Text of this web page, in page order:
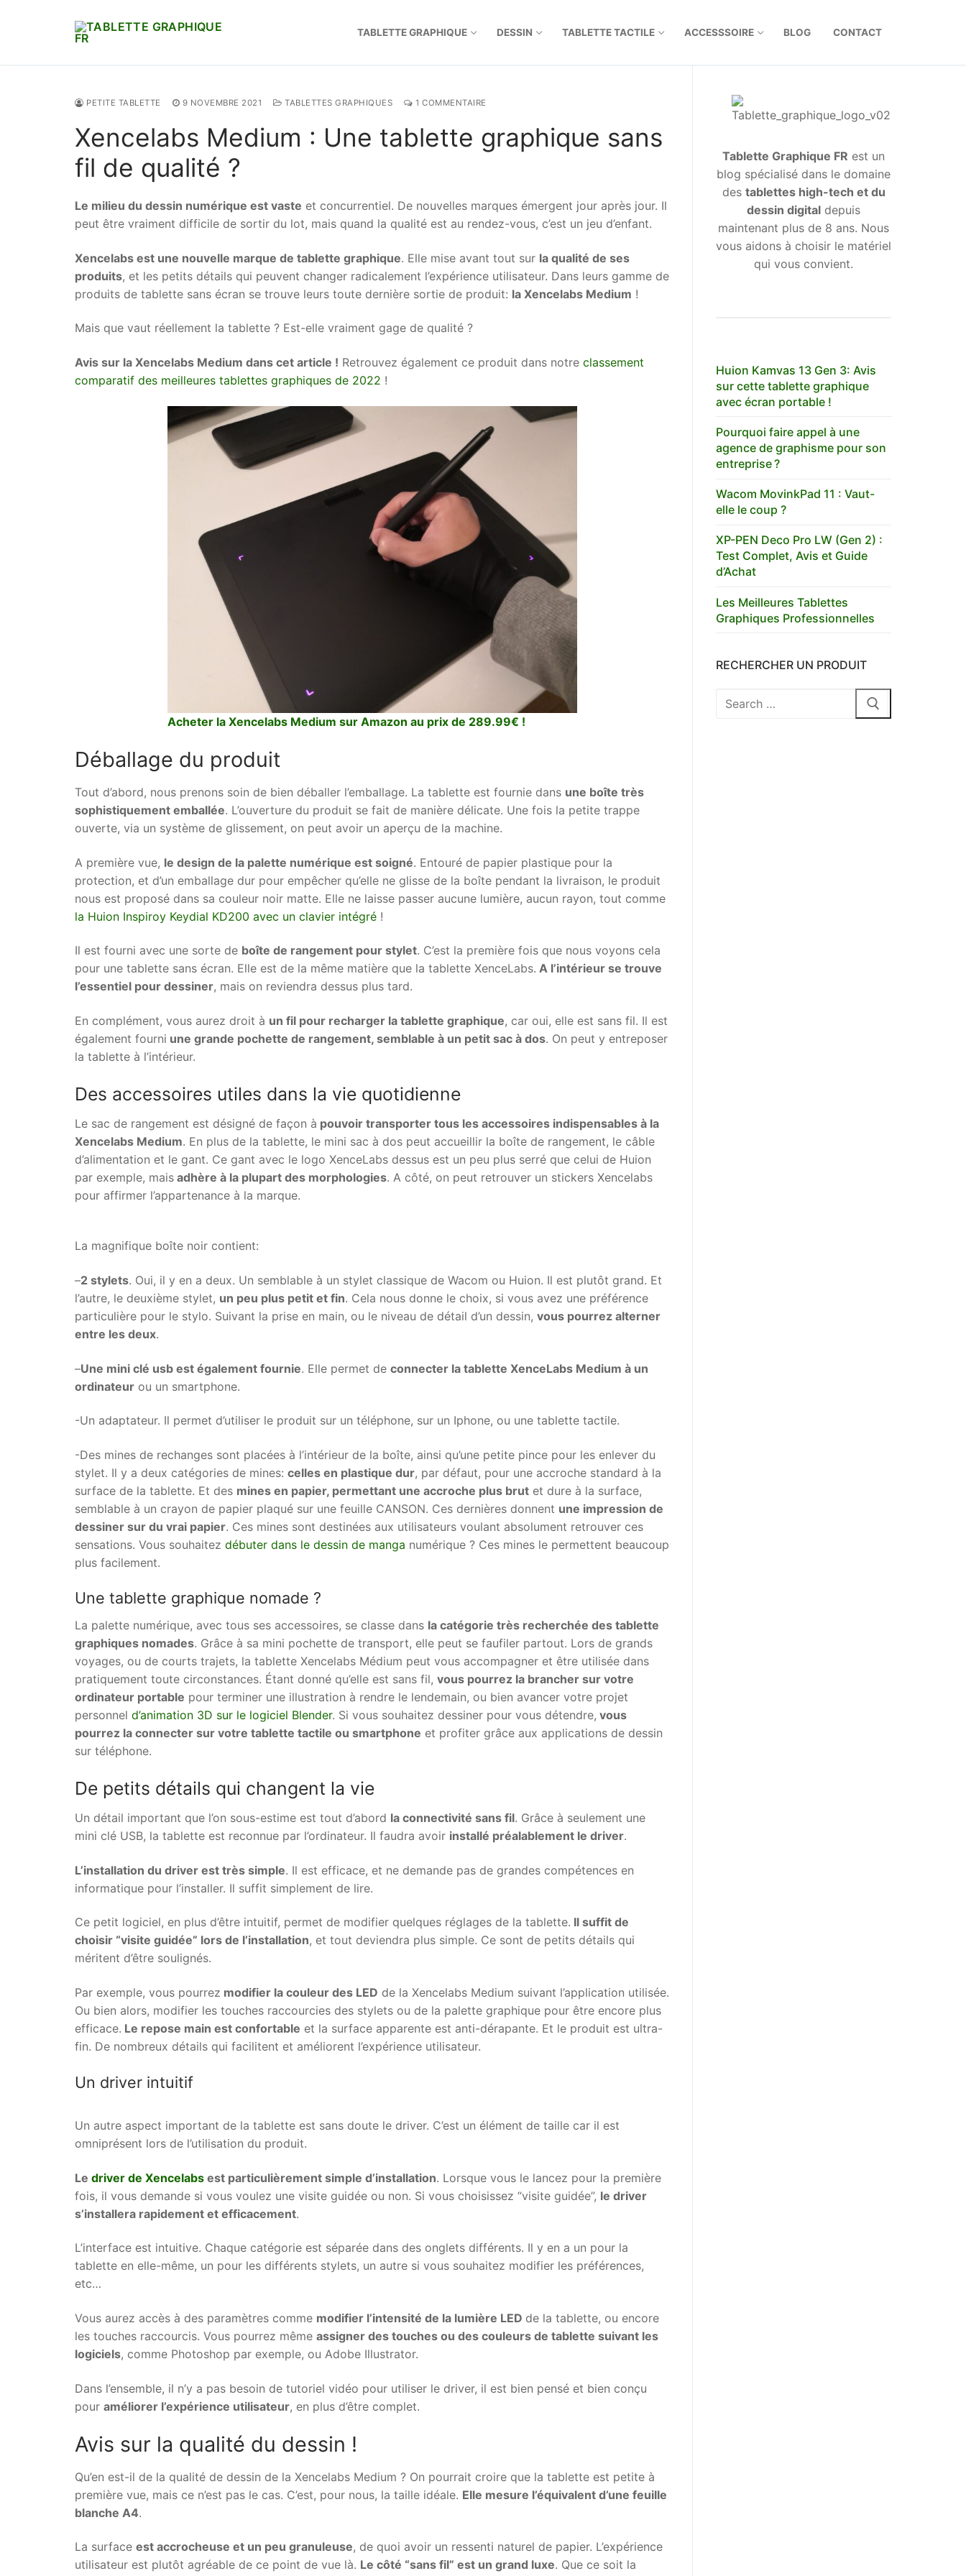
TABLETTE GRAPHIQUE DESSIN TABLETTE TACTILE ACCESSSOIRE BLOG CONTACT
PETITE TABLETTE 9 NOVEMBRE 2021 TABLETTES GRAPHIQUES 1 COMMENTAIRE
Xencelabs Medium : Une tablette graphique sans
fil de qualité ?
Le milieu du dessin numérique est vaste et concurrentiel. De nouvelles marques émergent jour après jour. Il
peut être vraiment difficile de sortir du lot, mais quand la qualité est au rendez-vous, c’est un jeu d’enfant.
Xencelabs est une nouvelle marque de tablette graphique. Elle mise avant tout sur la qualité de ses
produits, et les petits détails qui peuvent changer radicalement l’expérience utilisateur. Dans leurs gamme de
produits de tablette sans écran se trouve leurs toute dernière sortie de produit: la Xencelabs Medium !
Mais que vaut réellement la tablette ? Est-elle vraiment gage de qualité ?
Avis sur la Xencelabs Medium dans cet article ! Retrouvez également ce produit dans notre classement
comparatif des meilleures tablettes graphiques de 2022 !
Acheter la Xencelabs Medium sur Amazon au prix de 289.99€ !
Déballage du produit
Tout d’abord, nous prenons soin de bien déballer l’emballage. La tablette est fournie dans une boîte très
sophistiquement emballée. L’ouverture du produit se fait de manière délicate. Une fois la petite trappe
ouverte, via un système de glissement, on peut avoir un aperçu de la machine.
A première vue, le design de la palette numérique est soigné. Entouré de papier plastique pour la
protection, et d’un emballage dur pour empêcher qu’elle ne glisse de la boîte pendant la livraison, le produit
nous est proposé dans sa couleur noir matte. Elle ne laisse passer aucune lumière, aucun rayon, tout comme
la Huion Inspiroy Keydial KD200 avec un clavier intégré !
Il est fourni avec une sorte de boîte de rangement pour stylet. C’est la première fois que nous voyons cela
pour une tablette sans écran. Elle est de la même matière que la tablette XenceLabs. A l’intérieur se trouve
l’essentiel pour dessiner, mais on reviendra dessus plus tard.
En complément, vous aurez droit à un fil pour recharger la tablette graphique, car oui, elle est sans fil. Il est
également fourni une grande pochette de rangement, semblable à un petit sac à dos. On peut y entreposer
la tablette à l’intérieur.
Des accessoires utiles dans la vie quotidienne
Le sac de rangement est désigné de façon à pouvoir transporter tous les accessoires indispensables à la
Xencelabs Medium. En plus de la tablette, le mini sac à dos peut accueillir la boîte de rangement, le câble
d’alimentation et le gant. Ce gant avec le logo XenceLabs dessus est un peu plus serré que celui de Huion
par exemple, mais adhère à la plupart des morphologies. A côté, on peut retrouver un stickers Xencelabs
pour affirmer l’appartenance à la marque.
La magnifique boîte noir contient:
–2 stylets. Oui, il y en a deux. Un semblable à un stylet classique de Wacom ou Huion. Il est plutôt grand. Et
l’autre, le deuxième stylet, un peu plus petit et fin. Cela nous donne le choix, si vous avez une préférence
particulière pour le stylo. Suivant la prise en main, ou le niveau de détail d’un dessin, vous pourrez alterner
entre les deux.
–Une mini clé usb est également fournie. Elle permet de connecter la tablette XenceLabs Medium à un
ordinateur ou un smartphone.
-Un adaptateur. Il permet d’utiliser le produit sur un téléphone, sur un Iphone, ou une tablette tactile.
-Des mines de rechanges sont placées à l’intérieur de la boîte, ainsi qu’une petite pince pour les enlever du
stylet. Il y a deux catégories de mines: celles en plastique dur, par défaut, pour une accroche standard à la
surface de la tablette. Et des mines en papier, permettant une accroche plus brut et dure à la surface,
semblable à un crayon de papier plaqué sur une feuille CANSON. Ces dernières donnent une impression de
dessiner sur du vrai papier. Ces mines sont destinées aux utilisateurs voulant absolument retrouver ces
sensations. Vous souhaitez débuter dans le dessin de manga numérique ? Ces mines le permettent beaucoup
plus facilement.
Une tablette graphique nomade ?
La palette numérique, avec tous ses accessoires, se classe dans la catégorie très recherchée des tablette
graphiques nomades. Grâce à sa mini pochette de transport, elle peut se faufiler partout. Lors de grands
voyages, ou de courts trajets, la tablette Xencelabs Médium peut vous accompagner et être utilisée dans
pratiquement toute circonstances. Étant donné qu’elle est sans fil, vous pourrez la brancher sur votre
ordinateur portable pour terminer une illustration à rendre le lendemain, ou bien avancer votre projet
personnel d’animation 3D sur le logiciel Blender. Si vous souhaitez dessiner pour vous détendre, vous
pourrez la connecter sur votre tablette tactile ou smartphone et profiter grâce aux applications de dessin
sur téléphone.
De petits détails qui changent la vie
Un détail important que l’on sous-estime est tout d’abord la connectivité sans fil. Grâce à seulement une
mini clé USB, la tablette est reconnue par l’ordinateur. Il faudra avoir installé préalablement le driver.
L’installation du driver est très simple. Il est efficace, et ne demande pas de grandes compétences en
informatique pour l’installer. Il suffit simplement de lire.
Ce petit logiciel, en plus d’être intuitif, permet de modifier quelques réglages de la tablette. Il suffit de
choisir “visite guidée” lors de l’installation, et tout deviendra plus simple. Ce sont de petits détails qui
méritent d’être soulignés.
Par exemple, vous pourrez modifier la couleur des LED de la Xencelabs Medium suivant l’application utilisée.
Ou bien alors, modifier les touches raccourcies des stylets ou de la palette graphique pour être encore plus
efficace. Le repose main est confortable et la surface apparente est anti-dérapante. Et le produit est ultra-
fin. De nombreux détails qui facilitent et améliorent l’expérience utilisateur.
Un driver intuitif
Un autre aspect important de la tablette est sans doute le driver. C’est un élément de taille car il est
omniprésent lors de l’utilisation du produit.
Le driver de Xencelabs est particulièrement simple d’installation. Lorsque vous le lancez pour la première
fois, il vous demande si vous voulez une visite guidée ou non. Si vous choisissez “visite guidée”, le driver
s’installera rapidement et efficacement.
L’interface est intuitive. Chaque catégorie est séparée dans des onglets différents. Il y en a un pour la
tablette en elle-même, un pour les différents stylets, un autre si vous souhaitez modifier les préférences,
etc…
Vous aurez accès à des paramètres comme modifier l’intensité de la lumière LED de la tablette, ou encore
les touches raccourcis. Vous pourrez même assigner des touches ou des couleurs de tablette suivant les
logiciels, comme Photoshop par exemple, ou Adobe Illustrator.
Dans l’ensemble, il n’y a pas besoin de tutoriel vidéo pour utiliser le driver, il est bien pensé et bien conçu
pour améliorer l’expérience utilisateur, en plus d’être complet.
Avis sur la qualité du dessin !
Qu’en est-il de la qualité de dessin de la Xencelabs Medium ? On pourrait croire que la tablette est petite à
première vue, mais ce n’est pas le cas. C’est, pour nous, la taille idéale. Elle mesure l’équivalent d’une feuille
blanche A4.
La surface est accrocheuse et un peu granuleuse, de quoi avoir un ressenti naturel de papier. L’expérience
utilisateur est plutôt agréable de ce point de vue là. Le côté “sans fil” est un grand luxe. Que ce soit la
Tablette Graphique FR est un
blog spécialisé dans le domaine
des tablettes high-tech et du
dessin digital depuis
maintenant plus de 8 ans. Nous
vous aidons à choisir le matériel
qui vous convient.
Huion Kamvas 13 Gen 3: Avis
sur cette tablette graphique
avec écran portable !
Pourquoi faire appel à une
agence de graphisme pour son
entreprise ?
Wacom MovinkPad 11 : Vaut-
elle le coup ?
XP-PEN Deco Pro LW (Gen 2) :
Test Complet, Avis et Guide
d’Achat
Les Meilleures Tablettes
Graphiques Professionnelles
RECHERCHER UN PRODUIT
Rechercher